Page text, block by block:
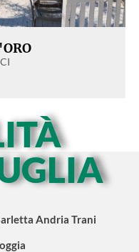
Andria Trani